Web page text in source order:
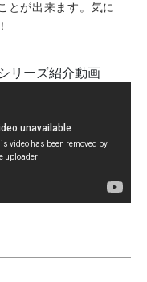
とが出来ます。気に
シリーズ紹介動画